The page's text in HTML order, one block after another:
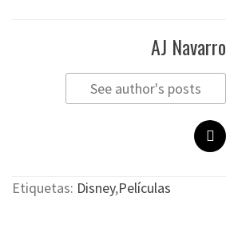
AJ Navarro
See author's posts
Etiquetas: Disney,Películas